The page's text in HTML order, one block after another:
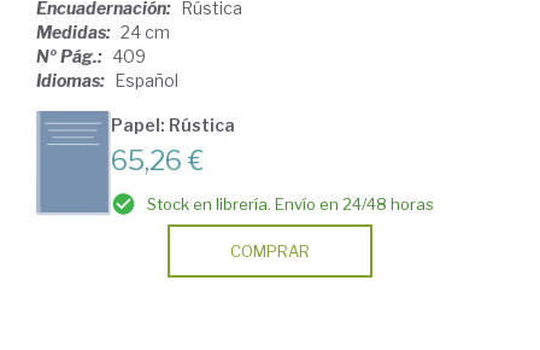
Encuadernación: Rústica
Medidas: 24 cm
Nº Pág.: 409
Idiomas: Español
Papel: Rústica
65,26 €
Stock en librería. Envío en 24/48 horas
COMPRAR